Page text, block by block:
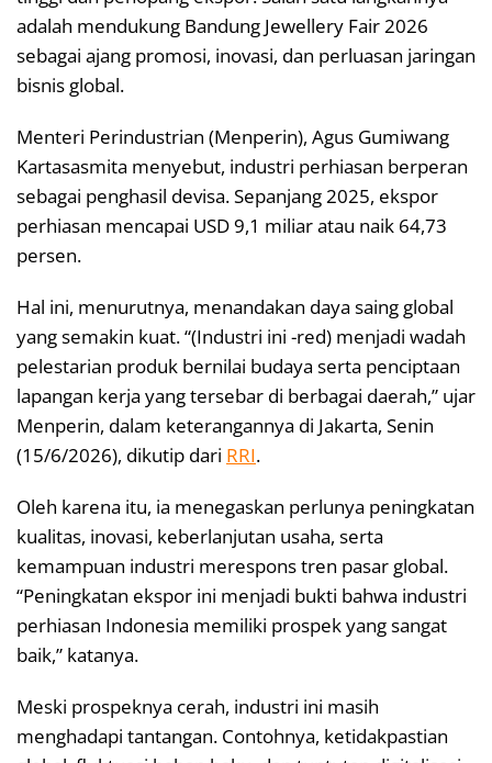
adalah mendukung Bandung Jewellery Fair 2026
sebagai ajang promosi, inovasi, dan perluasan jaringan
bisnis global.
Menteri Perindustrian (Menperin), Agus Gumiwang
Kartasasmita menyebut, industri perhiasan berperan
sebagai penghasil devisa. Sepanjang 2025, ekspor
perhiasan mencapai USD 9,1 miliar atau naik 64,73
persen.
Hal ini, menurutnya, menandakan daya saing global
yang semakin kuat. “(Industri ini -red) menjadi wadah
pelestarian produk bernilai budaya serta penciptaan
lapangan kerja yang tersebar di berbagai daerah,” ujar
Menperin, dalam keterangannya di Jakarta, Senin
(15/6/2026), dikutip dari RRI.
Oleh karena itu, ia menegaskan perlunya peningkatan
kualitas, inovasi, keberlanjutan usaha, serta
kemampuan industri merespons tren pasar global.
“Peningkatan ekspor ini menjadi bukti bahwa industri
perhiasan Indonesia memiliki prospek yang sangat
baik,” katanya.
Meski prospeknya cerah, industri ini masih
menghadapi tantangan. Contohnya, ketidakpastian